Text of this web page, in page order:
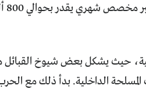
بحوالي 800 ألف دولار أميركي.
حيث يشكل بعض شيوخ القبائل
الداخلية. بدأ ذلك مع